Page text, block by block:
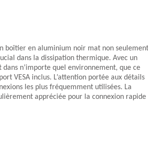
boîtier en aluminium noir mat non seulement
dans la dissipation thermique. Avec un
n’importe quel environnement, que ce
VESA inclus. L’attention portée aux détails
les plus fréquemment utilisées. La
appréciée pour la connexion rapide